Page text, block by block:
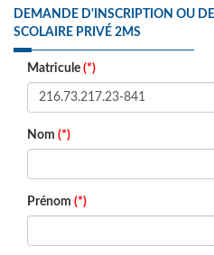
DEMANDE D'INSCRIPTION OU
SCOLAIRE PRIVÉ 2MS
Matricule (*)
Nom (*)
Prénom (*)